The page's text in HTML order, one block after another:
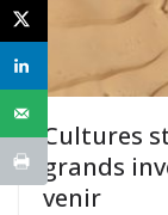
Cultures
grands
venir